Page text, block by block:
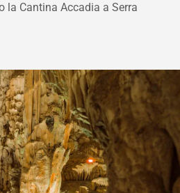
la Cantina Accadia a Serra